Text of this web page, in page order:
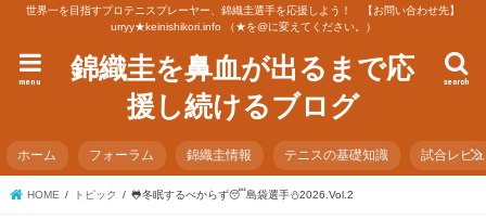
世界一を目指すプロテニスプレーヤー、錦織圭選手を応援しよう！ 【お問い合わせ先】
urryy★keinishikori.info （★を@に変えてください。）
錦織圭を鼻血が出るまで応
援し続けるブログ
search
menu
ホーム フォーラム 錦織圭情報 テニスの基礎知識 試合レビ
HOME トピック 🐸冬眠するべからず😴島袋選手⛄2026.Vol.2